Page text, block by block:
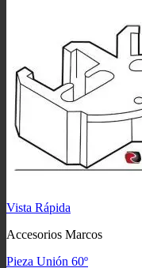
Vista Rápida
Accesorios Marcos
Pieza Unión 60º